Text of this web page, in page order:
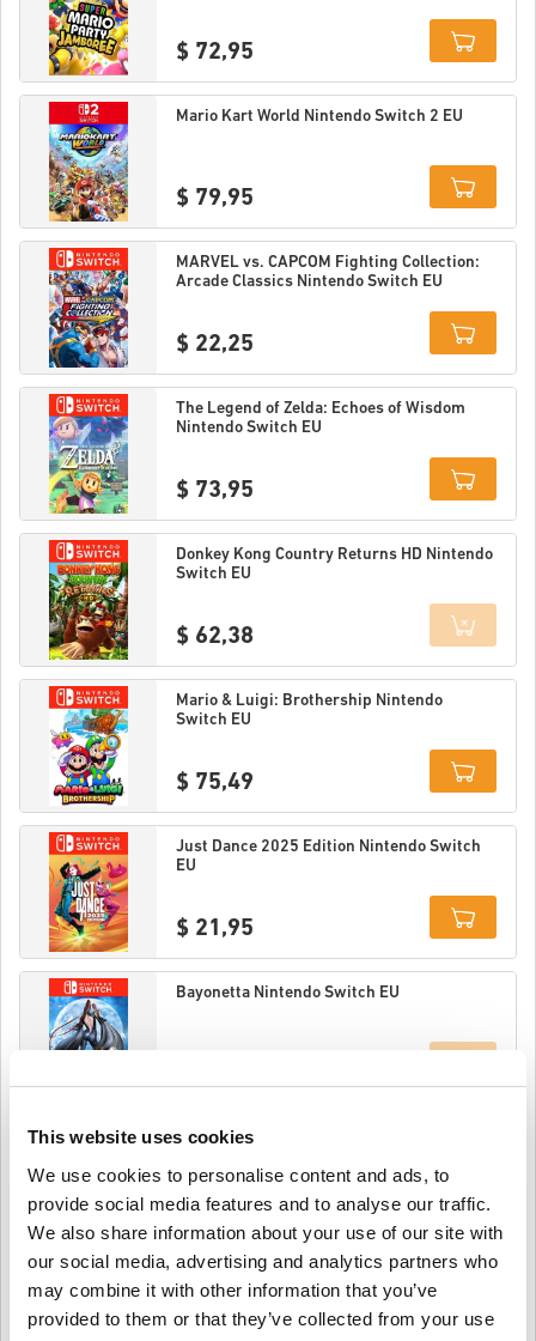
This website uses cookies
We use cookies to personalise content and ads, to
provide social media features and to analyse our traffic.
We also share information about your use of our site with
our social media, advertising and analytics partners who
may combine it with other information that you’ve
provided to them or that they’ve collected from your use
$ 72,95
Details
Mario Kart World Nintendo Switch 2 EU
$ 79,95
Details
MARVEL vs. CAPCOM Fighting Collection:
Arcade Classics Nintendo Switch EU
$ 22,25
Details
The Legend of Zelda: Echoes of Wisdom
Nintendo Switch EU
$ 73,95
Details
Donkey Kong Country Returns HD Nintendo
Switch EU
$ 62,38
Details
Mario & Luigi: Brothership Nintendo
Switch EU
$ 75,49
Details
Just Dance 2025 Edition Nintendo Switch
EU
$ 21,95
Details
Bayonetta Nintendo Switch EU
Super Mario Bros. Wonder Nintendo Switch
$ 74,95
Details
The Pale Beyond Nintendo Switch EU